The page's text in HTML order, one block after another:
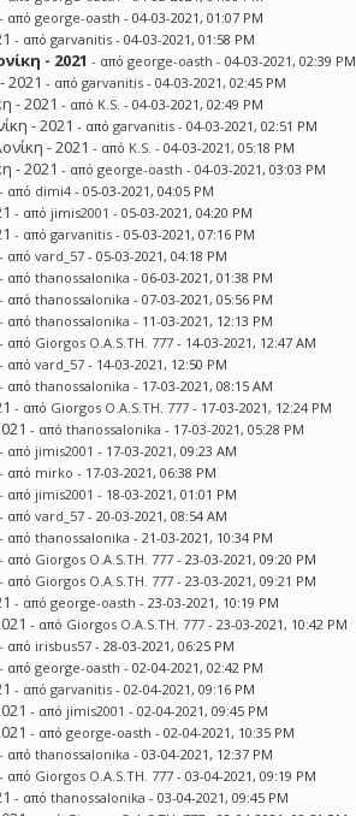
- απόgeorge-oasth - 04-03-2021, 01:07 PM
- απόgarvanitis - 04-03-2021, 01:58 PM
- 2021 - απόgeorge-oasth - 04-03-2021, 02:39 PM
2021 - απόgarvanitis - 04-03-2021, 02:45 PM
- 2021 - από K.S. - 04-03-2021, 02:49 PM
- 2021 - απόgarvanitis - 04-03-2021, 02:51 PM
- 2021 - από K.S. - 04-03-2021, 05:18 PM
- 2021 - απόgeorge-oasth - 04-03-2021, 03:03 PM
- από dimi4 - 05-03-2021, 04:05 PM
- από jimis2001 - 05-03-2021, 04:20 PM
- απόgarvanitis - 05-03-2021, 07:16 PM
- απόvard_57 - 05-03-2021, 04:18 PM
- απόthanossalonika - 06-03-2021, 01:38 PM
- απόthanossalonika - 07-03-2021, 05:56 PM
- απόthanossalonika - 11-03-2021, 12:13 PM
- από Giorgos O.A.S.TH. 777 - 14-03-2021, 12:47 AM
- απόvard_57 - 14-03-2021, 12:50 PM
- απόthanossalonika - 17-03-2021, 08:15 AM
- από Giorgos O.A.S.TH. 777 - 17-03-2021, 12:24 PM
- απόthanossalonika - 17-03-2021, 05:28 PM
- από jimis2001 - 17-03-2021, 09:23 AM
- από mirko - 17-03-2021, 06:38 PM
- από jimis2001 - 18-03-2021, 01:01 PM
- απόvard_57 - 20-03-2021, 08:54 AM
- απόthanossalonika - 21-03-2021, 10:34 PM
- από Giorgos O.A.S.TH. 777 - 23-03-2021, 09:20 PM
- από Giorgos O.A.S.TH. 777 - 23-03-2021, 09:21 PM
- απόgeorge-oasth - 23-03-2021, 10:19 PM
- από Giorgos O.A.S.TH. 777 - 23-03-2021, 10:42 PM
- από irisbus57 - 28-03-2021, 06:25 PM
- απόgeorge-oasth - 02-04-2021, 02:42 PM
- απόgarvanitis - 02-04-2021, 09:16 PM
- από jimis2001 - 02-04-2021, 09:45 PM
- απόgeorge-oasth - 02-04-2021, 10:35 PM
- απόthanossalonika - 03-04-2021, 12:37 PM
- από Giorgos O.A.S.TH. 777 - 03-04-2021, 09:19 PM
- απόthanossalonika - 03-04-2021, 09:45 PM